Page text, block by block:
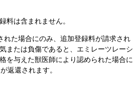
料は含まれません。
れた場合にのみ、追加登録料が請求され
または負傷であると、エミレーツレーシ
を与えた獣医師により認められた場合に
返還されます。